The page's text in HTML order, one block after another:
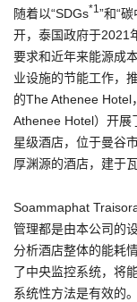
随着以“SDGs*1”和“
开，泰国政府于2021
要求和近年来能源成
业设施的节能工作，
的The Athenee
Athenee Hotel）开展
星级酒店，位于曼谷
厚渊源的酒店，建于
Soammaphat
管理都是由本公司的
分析酒店整体的能耗
了中央监控系统，将
系统性方法是有效的